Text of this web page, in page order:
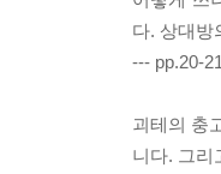
다. 상대방
--- pp.20-21
괴테의 충
니다. 그리